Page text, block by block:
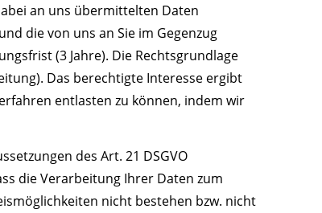
an uns übermittelten Daten
die von uns an Sie im Gegenzug
(3 Jahre). Die Rechtsgrundlage
Das berechtigte Interesse ergibt
entlasten zu können, indem wir
des Art. 21 DSGVO
die Verarbeitung Ihrer Daten zum
nicht bestehen bzw. nicht